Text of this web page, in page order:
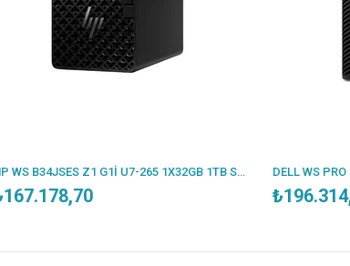
HP WS B34JSES Z1 G1İ U7-265 1X32GB 1TB SSD RTX 5060 TI 16GB WIN11PRO 3 YIL YERİNDE GARANTİ
₺196.314,25